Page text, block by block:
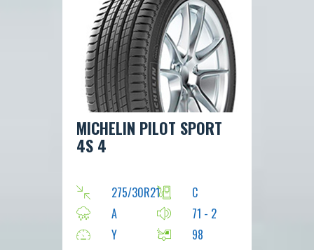
MICHELIN PILOT SPORT
4S 4
275/30R21
C
A
71 - 2
Y
98